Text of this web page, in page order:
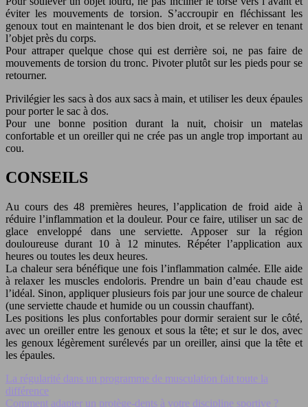
éviter les mouvements de torsion. S’accroupir en fléchissant les
genoux tout en maintenant le dos bien droit, et se relever en tenant
l’objet près du corps.
Pour attraper quelque chose qui est derrière soi, ne pas faire de
mouvements de torsion du tronc. Pivoter plutôt sur les pieds pour se
retourner.
Privilégier les sacs à dos aux sacs à main, et utiliser les deux épaules
pour porter le sac à dos.
Pour une bonne position durant la nuit, choisir un matelas
confortable et un oreiller qui ne crée pas un angle trop important au
cou.
CONSEILS
Au cours des 48 premières heures, l’application de froid aide à
réduire l’inflammation et la douleur. Pour ce faire, utiliser un sac de
glace enveloppé dans une serviette. Apposer sur la région
douloureuse durant 10 à 12 minutes. Répéter l’application aux
heures ou toutes les deux heures.
La chaleur sera bénéfique une fois l’inflammation calmée. Elle aide
à relaxer les muscles endoloris. Prendre un bain d’eau chaude est
l’idéal. Sinon, appliquer plusieurs fois par jour une source de chaleur
(une serviette chaude et humide ou un coussin chauffant).
Les positions les plus confortables pour dormir seraient sur le côté,
avec un oreiller entre les genoux et sous la tête; et sur le dos, avec
les genoux légèrement surélevés par un oreiller, ainsi que la tête et
les épaules.
La régularité dans un programme de musculation fait toute la
différence
Comment adapter un protège-dents à votre discipline sportive ?